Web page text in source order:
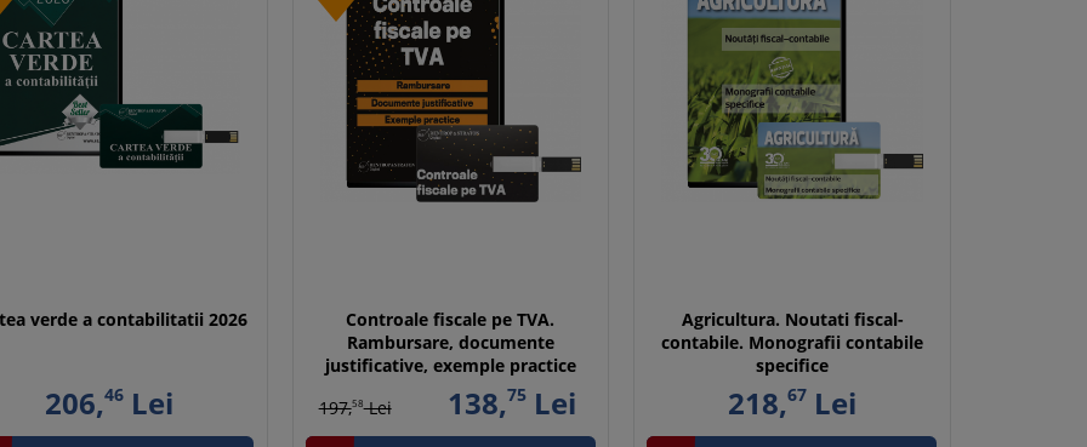
verde a contabilitatii 2026
206,46Lei
Controale fiscale pe TVA.
Rambursare, documente
justificative, exemple practice
197,58Lei 138,75 Lei
Agricultura. Noutati fiscal-
contabile. Monografii contabile
specifice
218,67Lei